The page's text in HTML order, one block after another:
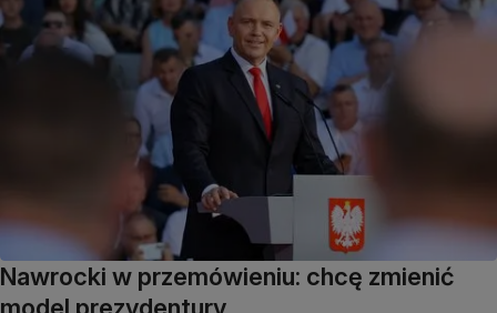
Nawrocki w przemówieniu: chcę zmienić
model prezydentury